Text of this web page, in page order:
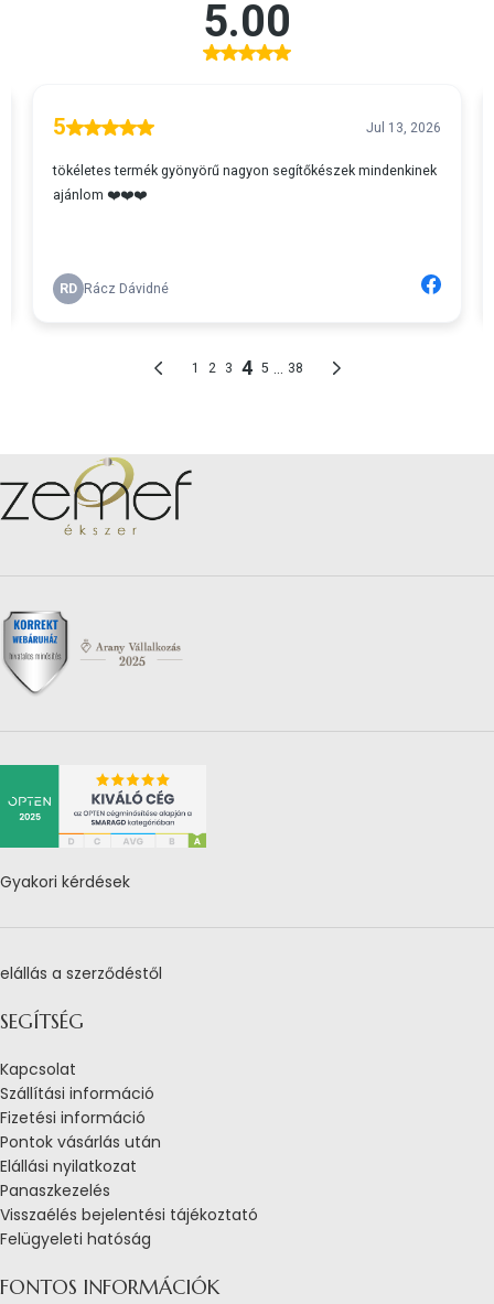
Gyakori kérdések
elállás a szerződéstől
SEGÍTSÉG
Kapcsolat
Szállítási információ
Fizetési információ
Pontok vásárlás után
Elállási nyilatkozat
Panaszkezelés
Visszaélés bejelentési tájékoztató
Felügyeleti hatóság
FONTOS INFORMÁCIÓK